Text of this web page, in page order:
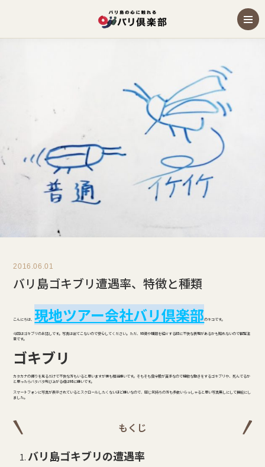
2016.06.01
バリ島ゴキブリ遭遇率、特徴と種類
こんにちは、現地ツアー会社バリ倶楽部のキコです。
今回はゴキブリのお話しです。写真は出てこないので安心してください。ただ、特徴や種類を紹介する時に不快な表現があるかも知れないので観覧注
意です。
ゴキブリ
カタカナの綴りを見るだけで不快な方もいると思いますが僕も相当嫌いです。そもそも虫全般が苦手なので機敏な動きをするゴキブリや、死んでるか
と思ったらバタバタ飛び上がる蛾は特に嫌いです。
スマートフォンに写真が表示されているとスクロールしたくないほど嫌いなので、同じ気持ちの方も多数いらっしゃると思い写真無しにして挿絵にし
ました。
もくじ
バリ島ゴキブリの遭遇率